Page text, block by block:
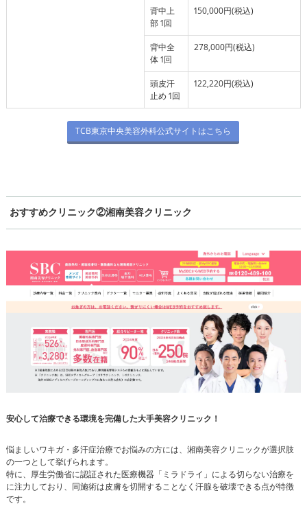
背中上
部 1回
150,000円(税込)
背中全
体 1回
278,000円(税込)
頭皮汗
止め 1回
122,220円(税込)
TCB東京中央美容外科公式サイトはこちら
おすすめクリニック②湘南美容クリニック
安心して治療できる環境を完備した大手美容クリニック！
悩ましいワキガ・多汗症治療でお悩みの方には、湘南美容クリニックが選択肢
の一つとして挙げられます。
特に、厚生労働省に認証された医療機器「ミラドライ」による切らない治療を
に注力しており、同施術は皮膚を切開することなく汗腺を破壊できる点が特徴
です。